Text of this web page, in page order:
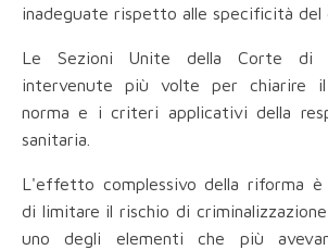
inadeguate rispetto alle specificità del
Le Sezioni Unite della Corte di
intervenute più volte per chiarire il
norma e i criteri applicativi della
sanitaria.
L'effetto complessivo della riforma è
di limitare il rischio di
uno degli elementi che più